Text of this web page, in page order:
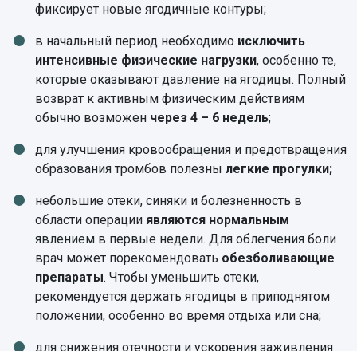
фиксирует новые ягодичные контуры;
в начальный период необходимо исключить
интенсивные физические нагрузки, особенно те,
которые оказывают давление на ягодицы. Полный
возврат к активным физическим действиям
обычно возможен через 4 – 6 недель;
для улучшения кровообращения и предотвращения
образования тромбов полезны легкие прогулки;
небольшие отеки, синяки и болезненность в
области операции являются нормальным
явлением в первые недели. Для облегчения боли
врач может порекомендовать обезболивающие
препараты. Чтобы уменьшить отеки,
рекомендуется держать ягодицы в приподнятом
положении, особенно во время отдыха или сна;
для снижения отечности и ускорения заживления